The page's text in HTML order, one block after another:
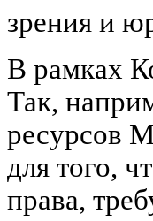
зрения и
В рамках
Так,
ресурсов
для того,
права,